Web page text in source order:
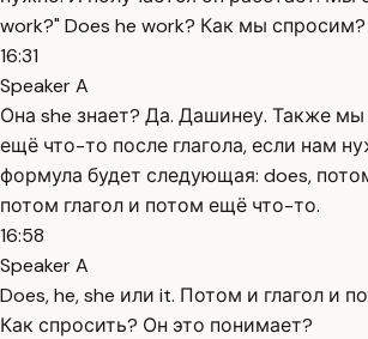
work?" Does he work? Как мы
16:31
Speaker A
Она she знает? Да. Дашинеу. Также
ещё что-то после глагола, если нам
формула будет следующая: does,
потом глагол и потом ещё что-то.
16:58
Speaker A
Does, he, she или it. Потом и глагол и
Как спросить? Он это понимает?